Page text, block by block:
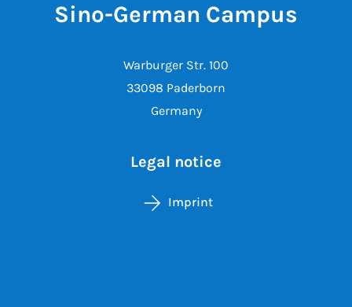
Sino-German Campus
Warburger Str. 100
33098 Paderborn
Germany
Legal notice
Imprint